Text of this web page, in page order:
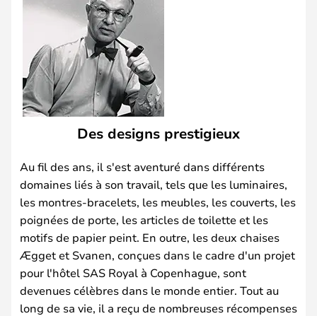
Des designs prestigieux
Au fil des ans, il s'est aventuré dans différents
domaines liés à son travail, tels que les luminaires,
les montres-bracelets, les meubles, les couverts, les
poignées de porte, les articles de toilette et les
motifs de papier peint. En outre, les deux chaises
Ægget et Svanen, conçues dans le cadre d'un projet
pour l'hôtel SAS Royal à Copenhague, sont
devenues célèbres dans le monde entier. Tout au
long de sa vie, il a reçu de nombreuses récompenses